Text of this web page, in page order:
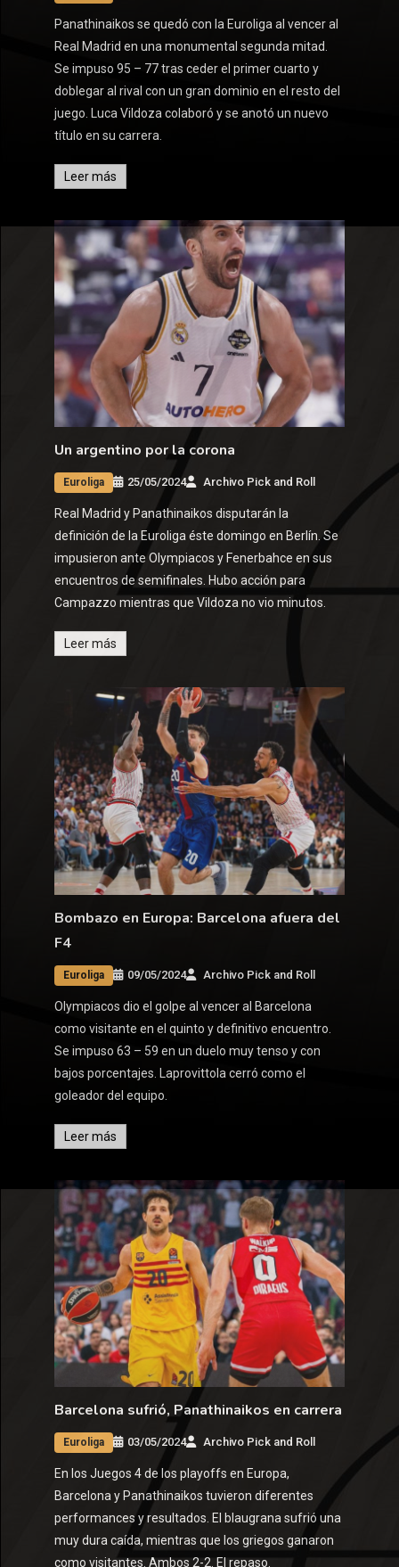
Panathinaikos se quedó con la Euroliga al vencer al
Real Madrid en una monumental segunda mitad.
Se impuso 95 – 77 tras ceder el primer cuarto y
doblegar al rival con un gran dominio en el resto del
juego. Luca Vildoza colaboró y se anotó un nuevo
título en su carrera.
Leer más
Un argentino por la corona
Euroliga 25/05/2024 Archivo Pick and Roll
Real Madrid y Panathinaikos disputarán la
definición de la Euroliga éste domingo en Berlín. Se
impusieron ante Olympiacos y Fenerbahce en sus
encuentros de semifinales. Hubo acción para
Campazzo mientras que Vildoza no vio minutos.
Leer más
Bombazo en Europa: Barcelona afuera del
F4
Euroliga 09/05/2024 Archivo Pick and Roll
Olympiacos dio el golpe al vencer al Barcelona
como visitante en el quinto y definitivo encuentro.
Se impuso 63 – 59 en un duelo muy tenso y con
bajos porcentajes. Laprovittola cerró como el
goleador del equipo.
Leer más
Barcelona sufrió, Panathinaikos en carrera
Euroliga 03/05/2024 Archivo Pick and Roll
En los Juegos 4 de los playoffs en Europa,
Barcelona y Panathinaikos tuvieron diferentes
performances y resultados. El blaugrana sufrió una
muy dura caída, mientras que los griegos ganaron
como visitantes. Ambos 2-2. El repaso.